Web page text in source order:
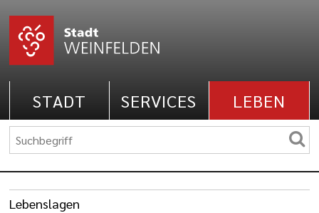
STADT SERVICES LEBEN
Lebenslagen